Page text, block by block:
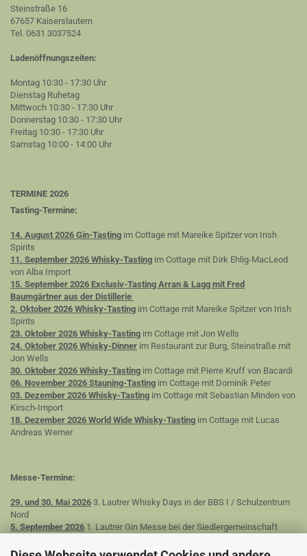
Steinstraße 16
67657 Kaiserslautern
Tel. 0631 3037524
Ladenöffnungszeiten:
Montag 10:30 - 17:30 Uhr
Dienstag Ruhetag
Mittwoch 10:30 - 17:30 Uhr
Donnerstag 10:30 - 17:30 Uhr
Freitag 10:30 - 17:30 Uhr
Samstag 10:00 - 14:00 Uhr
TERMINE 2026
Tasting-Termine:
14. August 2026 Gin-Tasting im Cottage mit Mareike Spitzer von Irish
Spirits
11. September 2026 Whisky-Tasting im Cottage mit Dirk Ehlig-MacLeod
von Alba Import
15. September 2026 Exclusiv-Tasting Arran & Lagg mit Fred
Baumgärtner aus der Distillerie
2. Oktober 2026 Whisky-Tasting im Cottage mit Mareike Spitzer von Irish
Spirits
23. Oktober 2026 Whisky-Tasting im Cottage mit Jon Wells
24. Oktober 2026 Whisky-Dinner im Restaurant zur Burg, Steinstraße mit
Jon Wells
30. Oktober 2026 Whisky-Tasting im Cottage mit Pierre Kruff von Bacardi
06. November 2026 Stauning-Tasting im Cottage mit Dominik Peter
03. Dezember 2026 Whisky-Tasting im Cottage mit Sebastian Minden von
Kirsch-Import
18. Dezember 2026 World Wide Whisky-Tasting im Cottage mit Lucas
Andreas Werner
Messe-Termine:
29. und 30. Mai 2026 3. Lautrer Whisky Days in der BBS I / Schulzentrum
Nord
5. September 2026 1. Lautrer Gin Messe bei der Siedlergemeinschaft